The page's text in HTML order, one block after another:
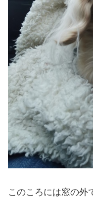
このころには窓の外